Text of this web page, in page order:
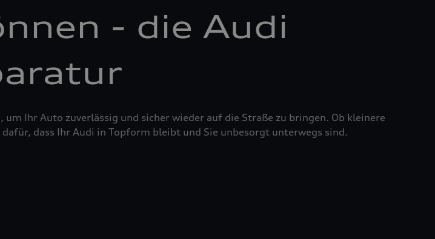
- die Audi
Ihr Auto zuverlässig und sicher wieder auf die Straße zu bringen. Ob kleinere
dass Ihr Audi in Topform bleibt und Sie unbesorgt unterwegs sind.